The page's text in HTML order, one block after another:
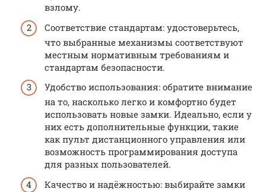
взлому.
Соответствие стандартам: удостоверьтесь,
что выбранные механизмы соответствуют
местным нормативным требованиям и
стандартам безопасности.
Удобство использования: обратите внимание
на то, насколько легко и комфортно будет
использовать новые замки. Идеально, если у
них есть дополнительные функции, такие
как пульт дистанционного управления или
возможность программирования доступа
для разных пользователей.
Качество и надёжностью: выбирайте замки